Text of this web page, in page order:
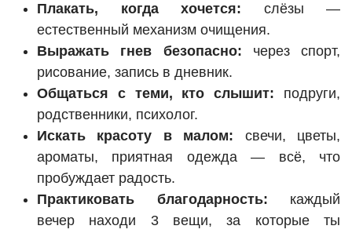
Плакать, когда хочется: слёзы —
естественный механизм очищения.
Выражать гнев безопасно: через спорт,
рисование, запись в дневник.
Общаться с теми, кто слышит: подруги,
родственники, психолог.
Искать красоту в малом: свечи, цветы,
ароматы, приятная одежда — всё, что
пробуждает радость.
Практиковать благодарность: каждый
вечер находи 3 вещи, за которые ты